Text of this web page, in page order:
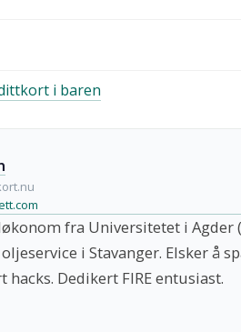
i baren
fra Universitetet i Agder
i Stavanger. Elsker å
Dedikert FIRE entusiast.